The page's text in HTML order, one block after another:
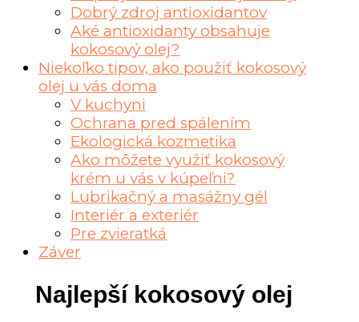
Dobrý zdroj antioxidantov
Aké antioxidanty obsahuje
kokosový olej?
Niekoľko tipov, ako použiť kokosový
olej u vás doma
V kuchyni
Ochrana pred spálením
Ekologická kozmetika
Ako môžete využiť kokosový
krém u vás v kúpeľni?
Lubrikačný a masážny gél
Interiér a exteriér
Pre zvieratká
Záver
Najlepší kokosový olej